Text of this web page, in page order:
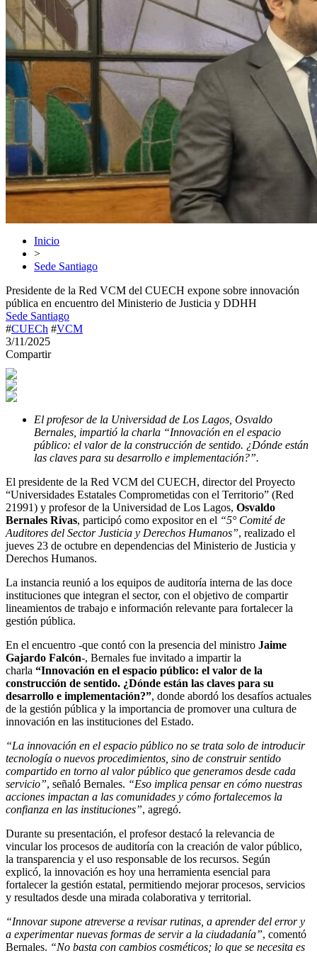
Inicio
>
Sede Santiago
Presidente de la Red VCM del CUECH expone sobre innovación
pública en encuentro del Ministerio de Justicia y DDHH
Sede Santiago
#CUECh #VCM
3/11/2025
Compartir
El profesor de la Universidad de Los Lagos, Osvaldo
Bernales, impartió la charla “Innovación en el espacio
público: el valor de la construcción de sentido. ¿Dónde están
las claves para su desarrollo e implementación?”.
El presidente de la Red VCM del CUECH, director del Proyecto
“Universidades Estatales Comprometidas con el Territorio” (Red
21991) y profesor de la Universidad de Los Lagos, Osvaldo
Bernales Rivas, participó como expositor en el “5° Comité de
Auditores del Sector Justicia y Derechos Humanos”, realizado el
jueves 23 de octubre en dependencias del Ministerio de Justicia y
Derechos Humanos.
La instancia reunió a los equipos de auditoría interna de las doce
instituciones que integran el sector, con el objetivo de compartir
lineamientos de trabajo e información relevante para fortalecer la
gestión pública.
En el encuentro -que contó con la presencia del ministro Jaime
Gajardo Falcón-, Bernales fue invitado a impartir la
charla “Innovación en el espacio público: el valor de la
construcción de sentido. ¿Dónde están las claves para su
desarrollo e implementación?”, donde abordó los desafíos actuales
de la gestión pública y la importancia de promover una cultura de
innovación en las instituciones del Estado.
“La innovación en el espacio público no se trata solo de introducir
tecnología o nuevos procedimientos, sino de construir sentido
compartido en torno al valor público que generamos desde cada
servicio”, señaló Bernales. “Eso implica pensar en cómo nuestras
acciones impactan a las comunidades y cómo fortalecemos la
confianza en las instituciones”, agregó.
Durante su presentación, el profesor destacó la relevancia de
vincular los procesos de auditoría con la creación de valor público,
la transparencia y el uso responsable de los recursos. Según
explicó, la innovación es hoy una herramienta esencial para
fortalecer la gestión estatal, permitiendo mejorar procesos, servicios
y resultados desde una mirada colaborativa y territorial.
“Innovar supone atreverse a revisar rutinas, a aprender del error y
a experimentar nuevas formas de servir a la ciudadanía”, comentó
Bernales. “No basta con cambios cosméticos; lo que se necesita es